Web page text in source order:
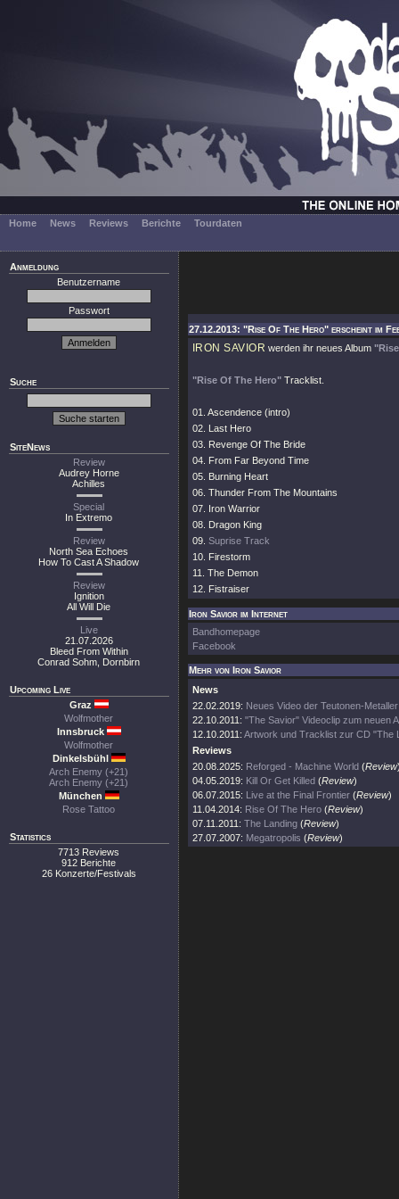
Home News Reviews Berichte Tourdaten
Anmeldung
Benutzername
Passwort
Suche
SiteNews
Review
Audrey Horne
Achilles
Special
In Extremo
Review
North Sea Echoes
How To Cast A Shadow
Review
Ignition
All Will Die
Live
21.07.2026
Bleed From Within
Conrad Sohm, Dornbirn
Upcoming Live
Graz
Wolfmother
Innsbruck
Wolfmother
Dinkelsbühl
Arch Enemy (+21)
Arch Enemy (+21)
München
Rose Tattoo
Statistics
7713 Reviews
912 Berichte
26 Konzerte/Festivals
27.12.2013: "Rise Of The Hero" erscheint im
IRON SAVIOR werden ihr neues Album
"Rise Of The Hero" Tracklist.
01. Ascendence (intro)
02. Last Hero
03. Revenge Of The Bride
04. From Far Beyond Time
05. Burning Heart
06. Thunder From The Mountains
07. Iron Warrior
08. Dragon King
09. Suprise Track
10. Firestorm
11. The Demon
12. Fistraiser
Iron Savior im Internet
Bandhomepage
Facebook
Mehr von Iron Savior
News
22.02.2019: Neues Video der Teutonen-Metaller
22.10.2011: "The Savior" Videoclip zum neuen
12.10.2011: Artwork und Tracklist zur CD "The
Reviews
20.08.2025: Reforged - Machine World (Review
04.05.2019: Kill Or Get Killed (Review)
06.07.2015: Live at the Final Frontier (Review)
11.04.2014: Rise Of The Hero (Review)
07.11.2011: The Landing (Review)
27.07.2007: Megatropolis (Review)